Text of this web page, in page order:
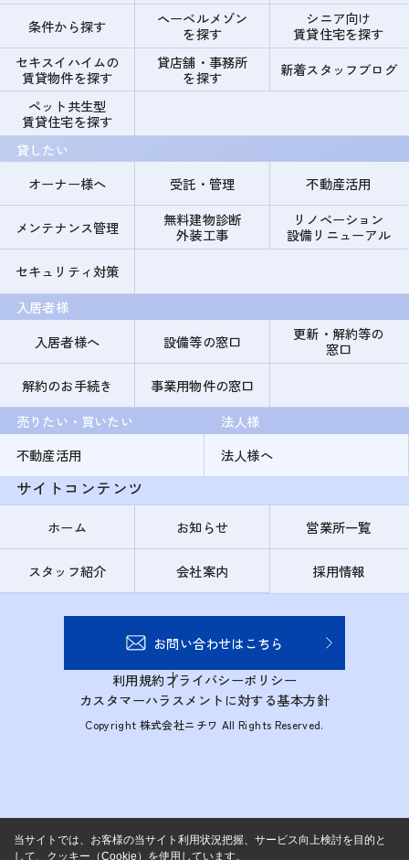
条件から探す
ヘーベルメゾン
を探す
シニア向け
賃貸住宅を探す
セキスイハイムの
賃貸物件を探す
貸店舗・事務所
を探す
新着スタッフブログ
ペット共生型
賃貸住宅を探す
貸したい
オーナー様へ
受託・管理 不動産活用
メンテナンス管理
無料建物診断
外装工事
リノベーション
設備リニューアル
セキュリティ対策
入居者様
入居者様へ
設備等の窓口
更新・解約等の
窓口
解約のお手続き
事業用物件の窓口
売りたい・買いたい
不動産活用
法人様
法人様へ
サイトコンテンツ
ホーム お知らせ 営業所一覧
スタッフ紹介 会社案内 採用情報
お問い合わせはこちら
利用規約プライバシーポリシー
カスタマーハラスメントに対する基本方針
Copyright 株式会社ニチワ All Rights Reserved.
当サイトでは、お客様の当サイト利用状況把握、サービス向上検討を目的と
して、クッキー（Cookie）を使用しています。